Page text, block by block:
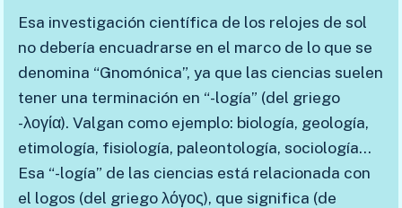
Esa investigación científica de los relojes de sol
no debería encuadrarse en el marco de lo que se
denomina “Gnomónica”, ya que las ciencias suelen
tener una terminación en “-logía” (del griego
-λογία). Valgan como ejemplo: biología, geología,
etimología, fisiología, paleontología, sociología…
Esa “-logía” de las ciencias está relacionada con
el logos (del griego λόγος), que significa (de